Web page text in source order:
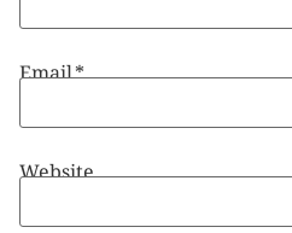
Email*
Website